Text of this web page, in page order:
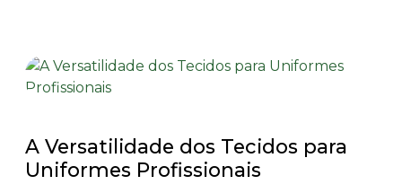
A Versatilidade dos Tecidos para
Uniformes Profissionais